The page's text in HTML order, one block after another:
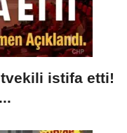
istifa etti!